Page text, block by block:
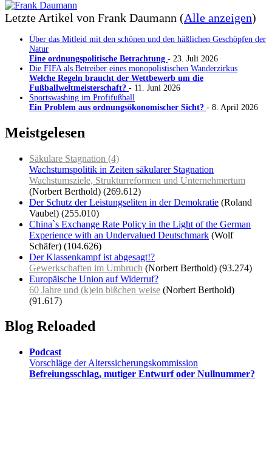
Letzte Artikel von Frank Daumann (Alle anzeigen)
Über das Mitleid mit den schönen und den häßlichen Geschöpfen der
Natur
Eine ordnungspolitische Betrachtung - 23. Juli 2026
Die FIFA als Betreiber eines monopolistischen Wanderzirkus
Welche Regeln braucht der Wettbewerb um die
Fußballweltmeisterschaft? - 11. Juni 2026
Sportswashing im Profifußball
Ein Problem aus ordnungsökonomischer Sicht? - 8. April 2026
Meistgelesen
Säkulare Stagnation (4)
Wachstumspolitik in Zeiten säkularer Stagnation
Wachstumsziele, Strukturreformen und Unternehmertum
(Norbert Berthold) (269.612)
Der Schutz der Leistungseliten in der Demokratie (Roland
Vaubel) (255.010)
China`s Exchange Rate Policy in the Light of the German
Experience with an Undervalued Deutschmark (Wolf
Schäfer) (104.626)
Der Klassenkampf ist abgesagt!?
Gewerkschaften im Umbruch (Norbert Berthold) (93.274)
Europäische Union auf Widerruf?
60 Jahre und (k)ein bißchen weise (Norbert Berthold)
(91.617)
Blog Reloaded
Podcast
Vorschläge der Alterssicherungskommission
Befreiungsschlag, mutiger Entwurf oder Nullnummer?